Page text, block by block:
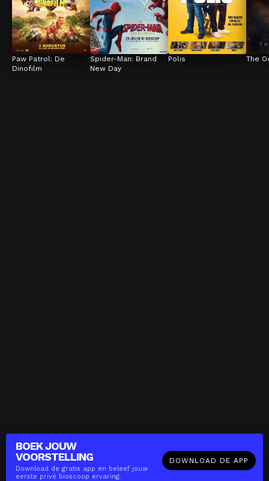
BOEK JOUW
VOORSTELLING
Download de gratis app en beleef jouw
eerste privé bioscoop ervaring.
DOWNLOAD DE APP
Paw Patrol: De
Dinofilm
Spider-Man: Brand
New Day
Polis The